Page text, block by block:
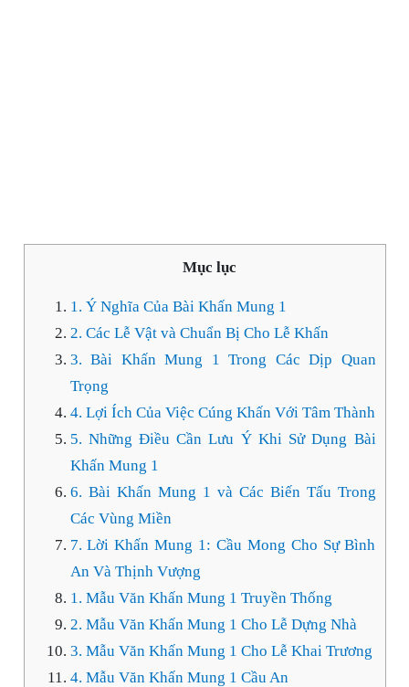
Mục lục
1. Ý Nghĩa Của Bài Khấn Mung 1
2. Các Lễ Vật và Chuẩn Bị Cho Lễ Khấn
3. Bài Khấn Mung 1 Trong Các Dịp Quan
Trọng
4. Lợi Ích Của Việc Cúng Khấn Với Tâm Thành
5. Những Điều Cần Lưu Ý Khi Sử Dụng Bài
Khấn Mung 1
6. Bài Khấn Mung 1 và Các Biến Tấu Trong
Các Vùng Miền
7. Lời Khấn Mung 1: Cầu Mong Cho Sự Bình
An Và Thịnh Vượng
1. Mẫu Văn Khấn Mung 1 Truyền Thống
2. Mẫu Văn Khấn Mung 1 Cho Lễ Dựng Nhà
3. Mẫu Văn Khấn Mung 1 Cho Lễ Khai Trương
4. Mẫu Văn Khấn Mung 1 Cầu An